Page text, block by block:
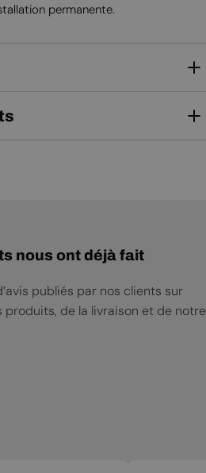
permanente.
nous ont déjà fait
publiés par nos clients sur
de la livraison et de notre